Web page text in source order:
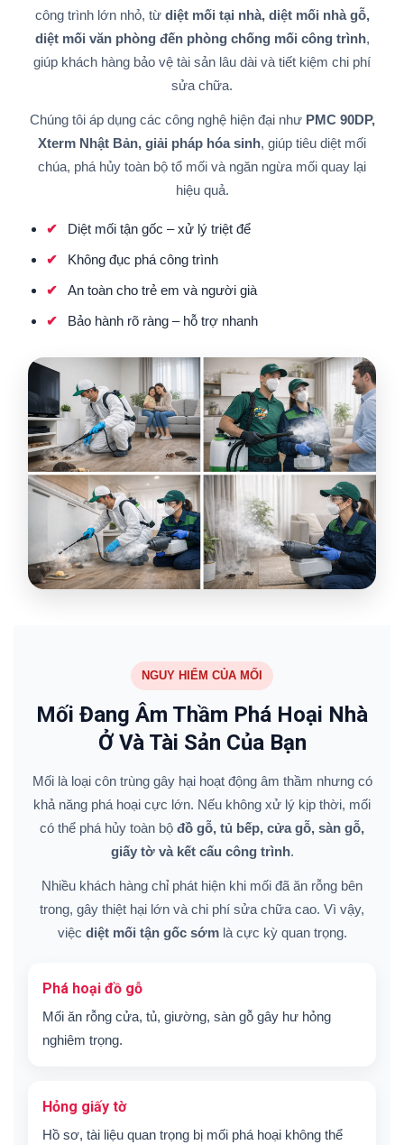
công trình lớn nhỏ, từ diệt mối tại nhà, diệt mối nhà gỗ,
diệt mối văn phòng đến phòng chống mối công trình,
giúp khách hàng bảo vệ tài sản lâu dài và tiết kiệm chi phí
sửa chữa.
Chúng tôi áp dụng các công nghệ hiện đại như PMC 90DP,
Xterm Nhật Bản, giải pháp hóa sinh, giúp tiêu diệt mối
chúa, phá hủy toàn bộ tổ mối và ngăn ngừa mối quay lại
hiệu quả.
Diệt mối tận gốc – xử lý triệt để
Không đục phá công trình
An toàn cho trẻ em và người già
Bảo hành rõ ràng – hỗ trợ nhanh
NGUY HIỂM CỦA MỐI
Mối Đang Âm Thầm Phá Hoại Nhà
Ở Và Tài Sản Của Bạn
Mối là loại côn trùng gây hại hoạt động âm thầm nhưng có
khả năng phá hoại cực lớn. Nếu không xử lý kịp thời, mối
có thể phá hủy toàn bộ đồ gỗ, tủ bếp, cửa gỗ, sàn gỗ,
giấy tờ và kết cấu công trình.
Nhiều khách hàng chỉ phát hiện khi mối đã ăn rỗng bên
trong, gây thiệt hại lớn và chi phí sửa chữa cao. Vì vậy,
việc diệt mối tận gốc sớmlà cực kỳ quan trọng.
Phá hoại đồ gỗ
Mối ăn rỗng cửa, tủ, giường, sàn gỗ gây hư hỏng
nghiêm trọng.
Hỏng giấy tờ
Hồ sơ, tài liệu quan trọng bị mối phá hoại không thể